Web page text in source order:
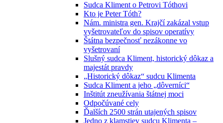
Sudca Kliment o Petrovi Tóthovi
Kto je Peter Tóth?
Nám. ministra gen. Krajčí zakázal vstup
vyšetrovateľov do spisov operatívy
Štátna bezpečnosť nezákonne vo
vyšetrovaní
Slušný sudca Kliment, historický dôkaz a
majestát pravdy
„Historický dôkaz“ sudcu Klimenta
Sudca Kliment a jeho „dôverníci“
Inštitút zneužívania štátnej moci
Odpočúvané cely
Ďalších 2500 strán utajených spisov
Jedno z klamstiev sudcu Klimenta –